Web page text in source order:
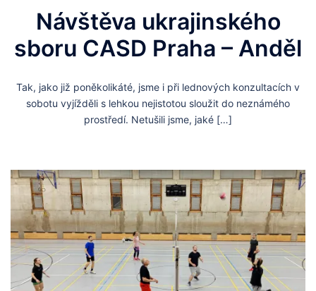
Návštěva ukrajinského
sboru CASD Praha – Anděl
Tak, jako již poněkolikáté, jsme i při lednových konzultacích v
sobotu vyjížděli s lehkou nejistotou sloužit do neznámého
prostředí. Netušili jsme, jaké […]